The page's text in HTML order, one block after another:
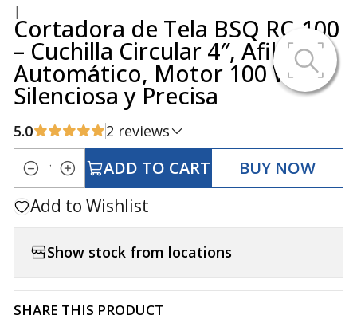
|
Cortadora de Tela BSQ RC-100
– Cuchilla Circular 4″, Afilado
Automático, Motor 100 W,
Silenciosa y Precisa
5.0 2 reviews
Quantity
ADD TO CART BUY NOW
Add to Wishlist
Show stock from locations
SHARE THIS PRODUCT